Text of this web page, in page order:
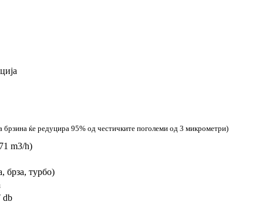
брзина ќе редуцира 95% од честичките поголеми од 3 микрометри)
m3/h)
брза, турбо)
db